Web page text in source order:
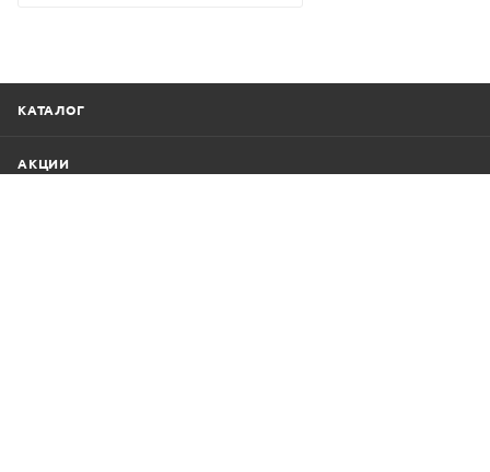
КАТАЛОГ
АКЦИИ